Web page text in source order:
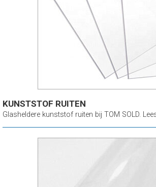
KUNSTSTOF RUITEN
Glasheldere kunststof ruiten bij TOM SOLD.